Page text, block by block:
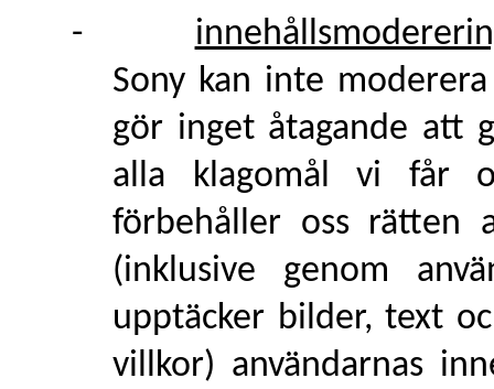
-
Sony kan inte
gör inget åtagande att
alla klagomål vi får
förbehåller oss rätten
(inklusive genom
upptäcker bilder, text
villkor) användarnas